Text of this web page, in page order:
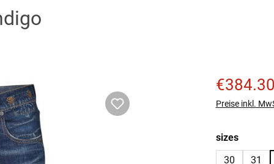
Verkaufspreis:
€384.30
Preise inkl.
sizes
30
31